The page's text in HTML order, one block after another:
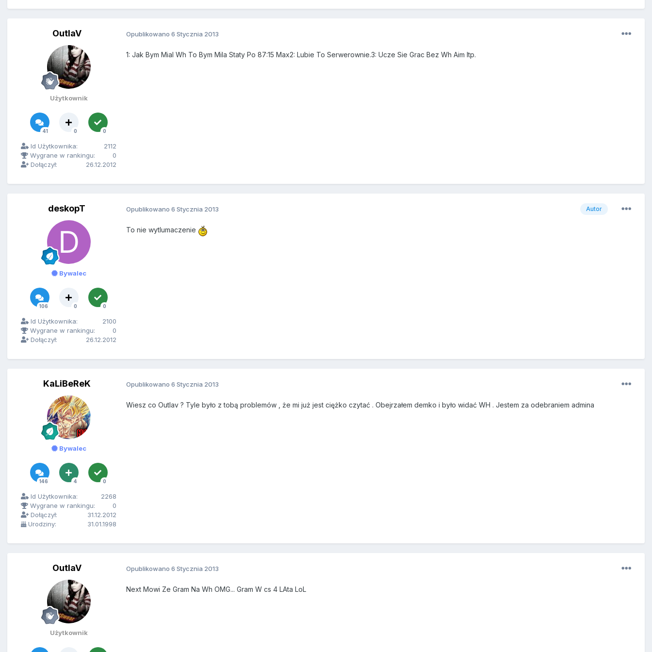
OutlaV
Użytkownik
41 0 0
Id Użytkownika:
2112
Wygrane w rankingu:
0
Dołączył:
26.12.2012
Opublikowano 6 Stycznia 2013
1: Jak Bym Mial Wh To Bym Mila Staty Po 87:15 Max2: Lubie To Serwerownie.3: Ucze Sie Grac Bez Wh Aim Itp.
deskopT
Bywalec
106 0 0
Id Użytkownika:
2100
Wygrane w rankingu:
0
Dołączył:
26.12.2012
Autor
Opublikowano 6 Stycznia 2013
To nie wytlumaczenie
KaLiBeReK
Bywalec
146 4 0
Id Użytkownika:
2268
Wygrane w rankingu:
0
Dołączył:
31.12.2012
Urodziny:
31.01.1998
Opublikowano 6 Stycznia 2013
Wiesz co Outlav ? Tyle było z tobą problemów , że mi już jest ciężko czytać . Obejrzałem demko i było widać WH . Jestem za odebraniem admina
OutlaV
Użytkownik
Opublikowano 6 Stycznia 2013
Next Mowi Ze Gram Na Wh OMG... Gram W cs 4 LAta LoL